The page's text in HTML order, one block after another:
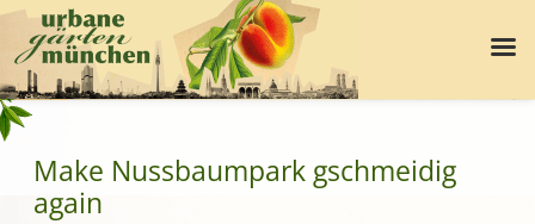
Make Nussbaumpark gschmeidig
again